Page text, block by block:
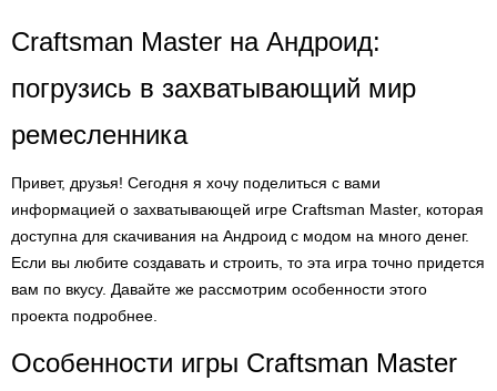
Craftsman Master на Андроид:
погрузись в захватывающий мир
ремесленника
Привет, друзья! Сегодня я хочу поделиться с вами
информацией о захватывающей игре Craftsman Master, которая
доступна для скачивания на Андроид с модом на много денег.
Если вы любите создавать и строить, то эта игра точно придется
вам по вкусу. Давайте же рассмотрим особенности этого
проекта подробнее.
Особенности игры Craftsman Master